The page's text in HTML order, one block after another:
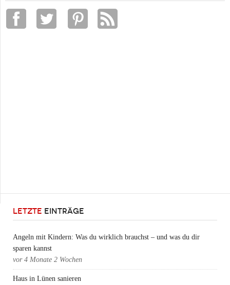
LETZTE EINTRÄGE
Angeln mit Kindern: Was du wirklich brauchst – und was du dir
sparen kannst
vor 4 Monate 2 Wochen
Haus in Lünen sanieren